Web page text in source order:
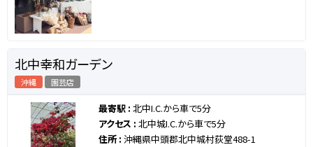
北中幸和ガーデン
沖縄 園芸店
最寄駅 : 北中I.C.から車で5分
アクセス : 北中城I.C.から車で5分
住所 : 沖縄県中頭郡北中城村荻堂488-1